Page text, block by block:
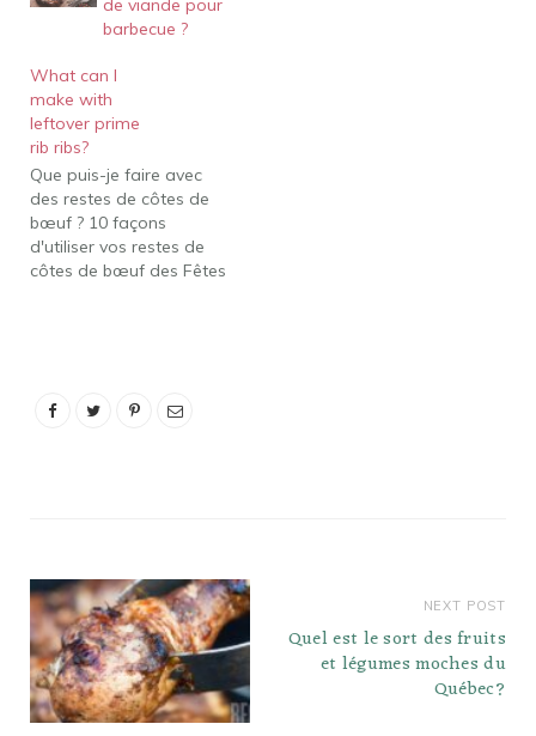
de viande pour
barbecue ?
What can I
make with
leftover prime
rib ribs?
Que puis-je faire avec
des restes de côtes de
bœuf ? 10 façons
d'utiliser vos restes de
côtes de bœuf des Fêtes
tous les temps. de 10.
NEXT POST
Quel est le sort des fruits
et légumes moches du
Québec?